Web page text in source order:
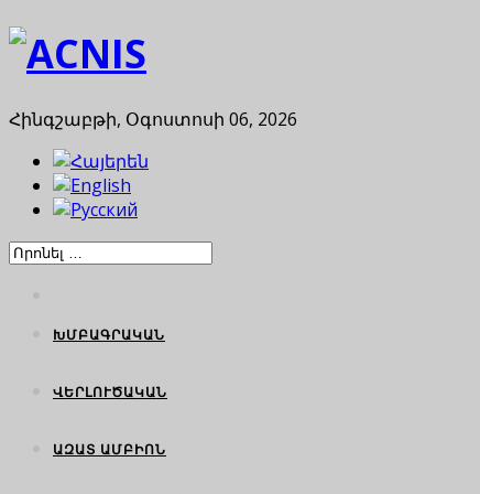
Հինգշաբթի, Օգոստոսի 06, 2026
ԽՄԲԱԳՐԱԿԱՆ
ՎԵՐԼՈՒԾԱԿԱՆ
ԱԶԱՏ ԱՄԲԻՈՆ